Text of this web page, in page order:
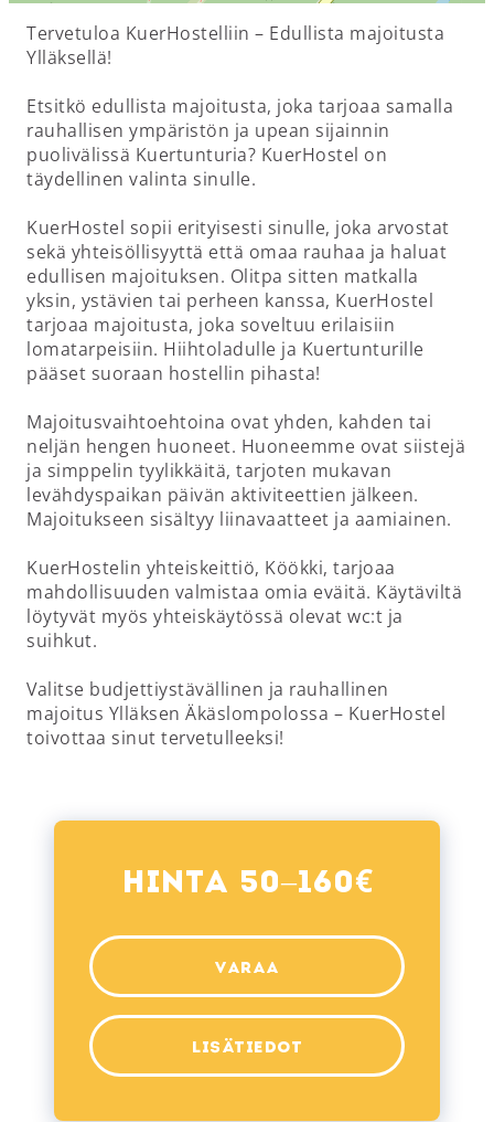
Tervetuloa KuerHostelliin – Edullista majoitusta
Ylläksellä!
Etsitkö edullista majoitusta, joka tarjoaa samalla
rauhallisen ympäristön ja upean sijainnin
puolivälissä Kuertunturia? KuerHostel on
täydellinen valinta sinulle.
KuerHostel sopii erityisesti sinulle, joka arvostat
sekä yhteisöllisyyttä että omaa rauhaa ja haluat
edullisen majoituksen. Olitpa sitten matkalla
yksin, ystävien tai perheen kanssa, KuerHostel
tarjoaa majoitusta, joka soveltuu erilaisiin
lomatarpeisiin. Hiihtoladulle ja Kuertunturille
pääset suoraan hostellin pihasta!
Majoitusvaihtoehtoina ovat yhden, kahden tai
neljän hengen huoneet. Huoneemme ovat siistejä
ja simppelin tyylikkäitä, tarjoten mukavan
levähdyspaikan päivän aktiviteettien jälkeen.
Majoitukseen sisältyy liinavaatteet ja aamiainen.
KuerHostelin yhteiskeittiö, Köökki, tarjoaa
mahdollisuuden valmistaa omia eväitä. Käytäviltä
löytyvät myös yhteiskäytössä olevat wc:t ja
suihkut.
Valitse budjettiystävällinen ja rauhallinen
majoitus Ylläksen Äkäslompolossa – KuerHostel
Hinta 50–160€
VARAA
LISÄTIEDOT